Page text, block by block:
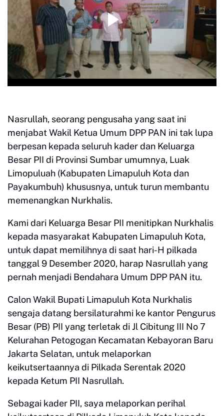
Nasrullah, seorang pengusaha yang saat ini
menjabat Wakil Ketua Umum DPP PAN ini tak lupa
berpesan kepada seluruh kader dan Keluarga
Besar PII di Provinsi Sumbar umumnya, Luak
Limopuluah (Kabupaten Limapuluh Kota dan
Payakumbuh) khususnya, untuk turun membantu
memenangkan Nurkhalis.
Kami dari Keluarga Besar PII menitipkan Nurkhalis
kepada masyarakat Kabupaten Limapuluh Kota,
untuk dapat memilihnya di saat hari-H pilkada
tanggal 9 Desember 2020, harap Nasrullah yang
pernah menjadi Bendahara Umum DPP PAN itu.
Calon Wakil Bupati Limapuluh Kota Nurkhalis
sengaja datang bersilaturahmi ke kantor Pengurus
Besar (PB) PII yang terletak di Jl Cibitung III No 7
Kelurahan Petogogan Kecamatan Kebayoran Baru
Jakarta Selatan, untuk melaporkan
keikutsertaannya di Pilkada Serentak 2020
kepada Ketum PII Nasrullah.
Sebagai kader PII, saya melaporkan perihal